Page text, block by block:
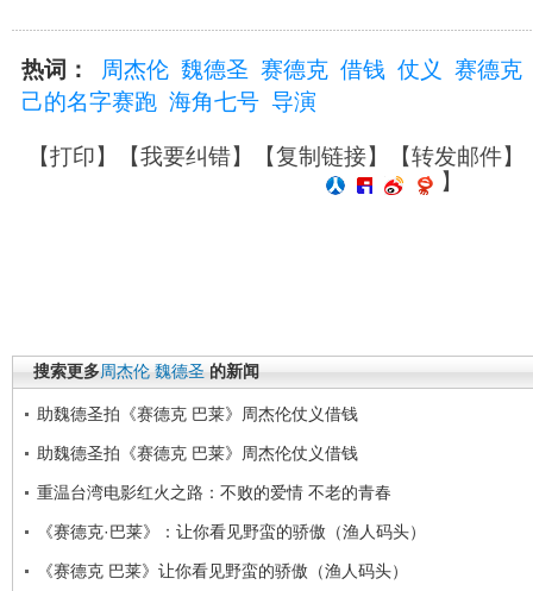
热词： 周杰伦 魏德圣 赛德克 借钱 仗义
赛德克
己的名字赛跑 海角七号 导演
【打印】【我要纠错】【复制链接】【转发邮件】
】
搜索更多周杰伦 魏德圣 的新闻
助魏德圣拍《赛德克 巴莱》周杰伦仗义借钱
助魏德圣拍《赛德克 巴莱》周杰伦仗义借钱
重温台湾电影红火之路：不败的爱情 不老的青春
《赛德克·巴莱》：让你看见野蛮的骄傲（渔人码头）
《赛德克 巴莱》让你看见野蛮的骄傲（渔人码头）